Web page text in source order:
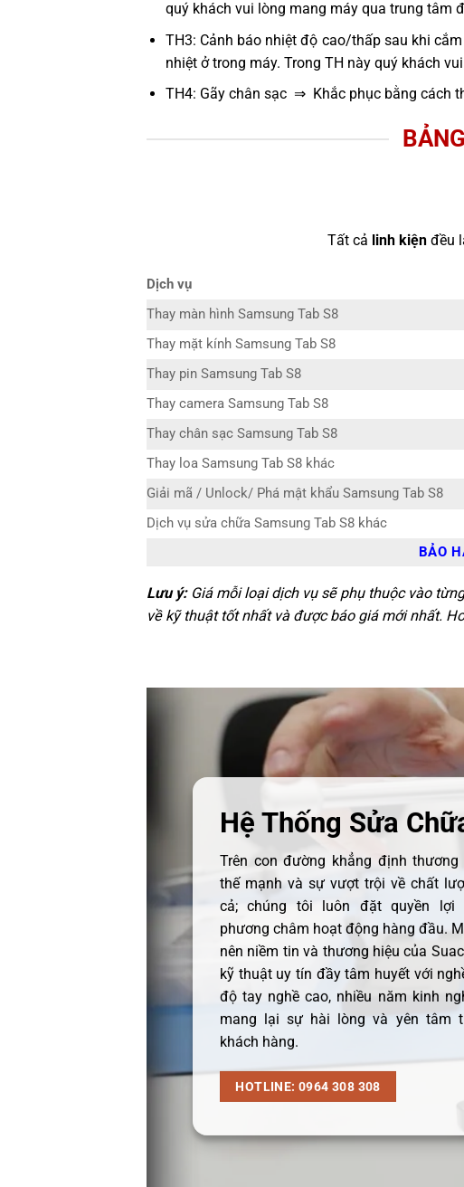
quý khách vui lòng mang máy qua trung tâm
TH3: Cảnh báo nhiệt độ cao/thấp sau khi
nhiệt ở trong máy. Trong TH này quý khách
TH4: Gãy chân sạc ⇒ Khắc phục bằng cách
Tất cả linh kiệnđều
Dịch vụ
Thay màn hình Samsung Tab S8
Thay mặt kính Samsung Tab S8
Thay pin Samsung Tab S8
Thay camera Samsung Tab S8
Thay chân sạc Samsung Tab S8
Thay loa Samsung Tab S8 khác
Giải mã / Unlock/ Phá mật khẩu Samsung Tab S8
Dịch vụ sửa chữa Samsung Tab S8 khác
BẢO
Lưu ý:Giá mỗi loại dịch vụ sẽ phụ thuộc vào
về kỹ thuật tốt nhất và được báo giá mới nhất.
Hệ Thống Sửa
Trên con đường khẳng định
thế mạnh và sự vượt trội về chất
cả; chúng tôi luôn đặt quyền lợi
phương châm hoạt động hàng đầu.
nên niềm tin và thương hiệu của
kỹ thuật uy tín đầy tâm huyết với
độ tay nghề cao, nhiều năm kinh
mang lại sự hài lòng và yên tâm
khách hàng.
HOTLINE: 0964 308 308